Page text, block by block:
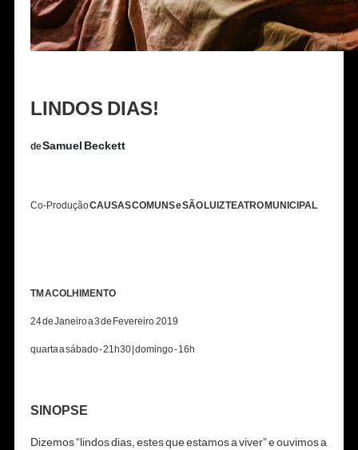
LINDOS DIAS!
deSamuel Beckett
Co-ProduçãoCAUSAS COMUNS e SÃO LUIZ TEATRO MUNICIPAL
TM ACOLHIMENTO
24 de Janeiro a 3 de Fevereiro 2019
quarta a sábado - 21h30 | domingo - 16h
SINOPSE
Dizemos “lindos dias, estes que estamos a viver” e ouvimos a